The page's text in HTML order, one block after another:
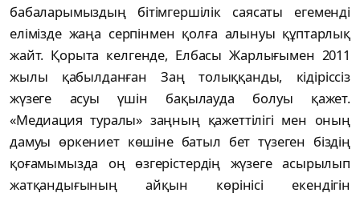
бабаларымыздың бітімгершілік саясаты егеменді
елімізде жаңа серпінмен қолға алынуы құптарлық
жайт. Қорыта келгенде, Елбасы Жарлығымен 2011
жылы қабылданған Заң толыққанды, кідіріссіз
жүзеге асуы үшін бақылауда болуы қажет.
«Медиация туралы» заңның қажеттілігі мен оның
дамуы өркениет көшіне батыл бет түзеген біздің
қоғамымызда оң өзгерістердің жүзеге асырылып
жатқандығының айқын көрінісі екендігін